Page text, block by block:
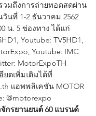
รวมถึงการถ่ายทอดสดผ่าน
วันที่ 1-2 ธันวาคม 2562
น. 5 ช่องทาง ได้แก่
Youtube: TV5HD1,
Youtube: IMC
MotorExpoTH
ยดเพิ่มเติมได้ที่
แอพพลิเคชัน MOTOR
@motorexpo